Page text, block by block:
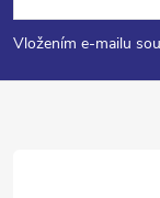
p
a
Vložením e-mailu